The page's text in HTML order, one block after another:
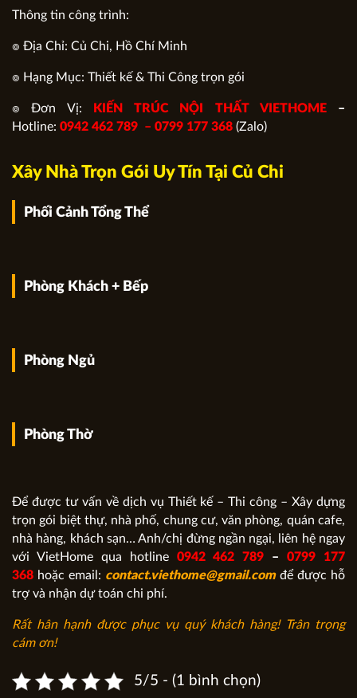
Thông tin công trình:
๏ Địa Chỉ: Củ Chi, Hồ Chí Minh
๏ Hạng Mục: Thiết kế & Thi Công trọn gói
๏ Đơn Vị: KIẾN TRÚC NỘI THẤT VIETHOME–
Hotline: 0942 462 789 – 0799 177 368 (Zalo)
Xây Nhà Trọn Gói Uy Tín Tại Củ Chi
Phối Cảnh Tổng Thể
Phòng Khách + Bếp
Phòng Ngủ
Phòng Thờ
Để được tư vấn về dịch vụ Thiết kế – Thi công – Xây dựng
trọn gói biệt thự, nhà phố, chung cư, văn phòng, quán cafe,
nhà hàng, khách sạn… Anh/chị đừng ngần ngại, liên hệ ngay
với VietHome qua hotline 0942 462 789 –0799 177
368 hoặc email: contact.viethome@gmail.comđể được hỗ
trợ và nhận dự toán chi phí.
Rất hân hạnh được phục vụ quý khách hàng! Trân trọng
cám ơn!
5/5 - (1 bình chọn)